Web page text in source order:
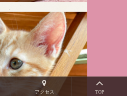
アクセス TOP